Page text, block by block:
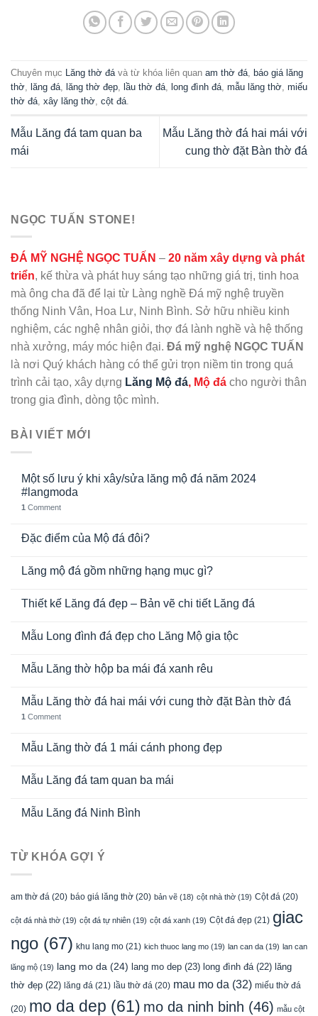
Chuyên mục Lăng thờ đá và từ khóa liên quan am thờ đá
báo giá lăng
thờ
lăng đá lăng thờ đẹp lầu thờ đá long đình đá mẫu lăng thờ miếu
thờ đá xây lăng thờ cột đá
Mẫu Lăng đá tam quan ba
mái
Mẫu Lăng thờ đá hai mái với
cung thờ đặt Bàn thờ đá
NGỌC TUẤN STONE!
ĐÁ MỸ NGHỆ NGỌC TUẤN – 20 năm xây dựng và phát
triển, kế thừa và phát huy sáng tạo những giá trị, tinh hoa
mà ông cha đã để lại từ Làng nghề Đá mỹ nghệ truyền
thống Ninh Vân, Hoa Lư, Ninh Bình. Sở hữu nhiều kinh
nghiệm, các nghệ nhân giỏi, thợ đá lành nghề và hệ thống
nhà xưởng, máy móc hiện đại. Đá mỹ nghệ NGỌC TUẤN
là nơi Quý khách hàng có thể gửi trọn niềm tin trong quá
trình cải tạo, xây dựng Lăng Mộ đá, Mộ đá cho người thân
trong gia đình, dòng tộc mình.
BÀI VIẾT MỚI
Một số lưu ý khi xây/sửa lăng mộ đá năm 2024
#langmoda
1 Comment
Đặc điểm của Mộ đá đôi?
Lăng mộ đá gồm những hạng mục gì?
Thiết kế Lăng đá đẹp – Bản vẽ chi tiết Lăng đá
Mẫu Long đình đá đẹp cho Lăng Mộ gia tộc
Mẫu Lăng thờ hộp ba mái đá xanh rêu
Mẫu Lăng thờ đá hai mái với cung thờ đặt Bàn thờ đá
1 Comment
Mẫu Lăng thờ đá 1 mái cánh phong đẹp
Mẫu Lăng đá tam quan ba mái
Mẫu Lăng đá Ninh Bình
TỪ KHÓA GỢI Ý
am thờ đá (20) báo giá lăng thờ (20) bản vẽ (18) cột nhà thờ (19) Cột đá (20)
cột đá nhà thờ (19) cột đá tự nhiên (19) cột đá xanh (19) Cột đá đẹp (21) giac
ngo (67) khu lang mo (21) kich thuoc lang mo (19) lan can da (19) lan can
lăng mộ (19) lang mo da (24) lang mo dep (23) long đình đá (22) lăng
thờ đẹp (22) lăng đá (21) lầu thờ đá (20) mau mo da (32) miếu thờ đá
(20) mo da dep (61) mo da ninh binh (46) mẫu cột